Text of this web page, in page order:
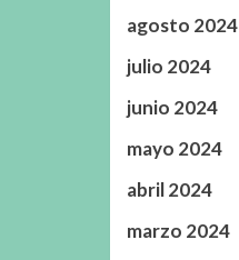
agosto 2024
julio 2024
junio 2024
mayo 2024
abril 2024
marzo 2024